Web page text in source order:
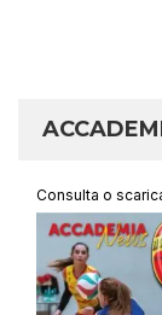
Consulta o